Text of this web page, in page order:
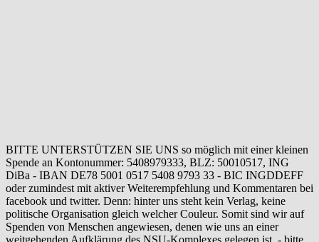
BITTE UNTERSTÜTZEN SIE UNS so möglich mit einer kleinen
Spende an Kontonummer: 5408979333, BLZ: 50010517, ING
DiBa - IBAN DE78 5001 0517 5408 9793 33 - BIC INGDDEFF
oder zumindest mit aktiver Weiterempfehlung und Kommentaren bei
facebook und twitter. Denn: hinter uns steht kein Verlag, keine
politische Organisation gleich welcher Couleur. Somit sind wir auf
Spenden von Menschen angewiesen, denen wie uns an einer
weitgehenden Aufklärung des NSU-Komplexes gelegen ist. - bitte